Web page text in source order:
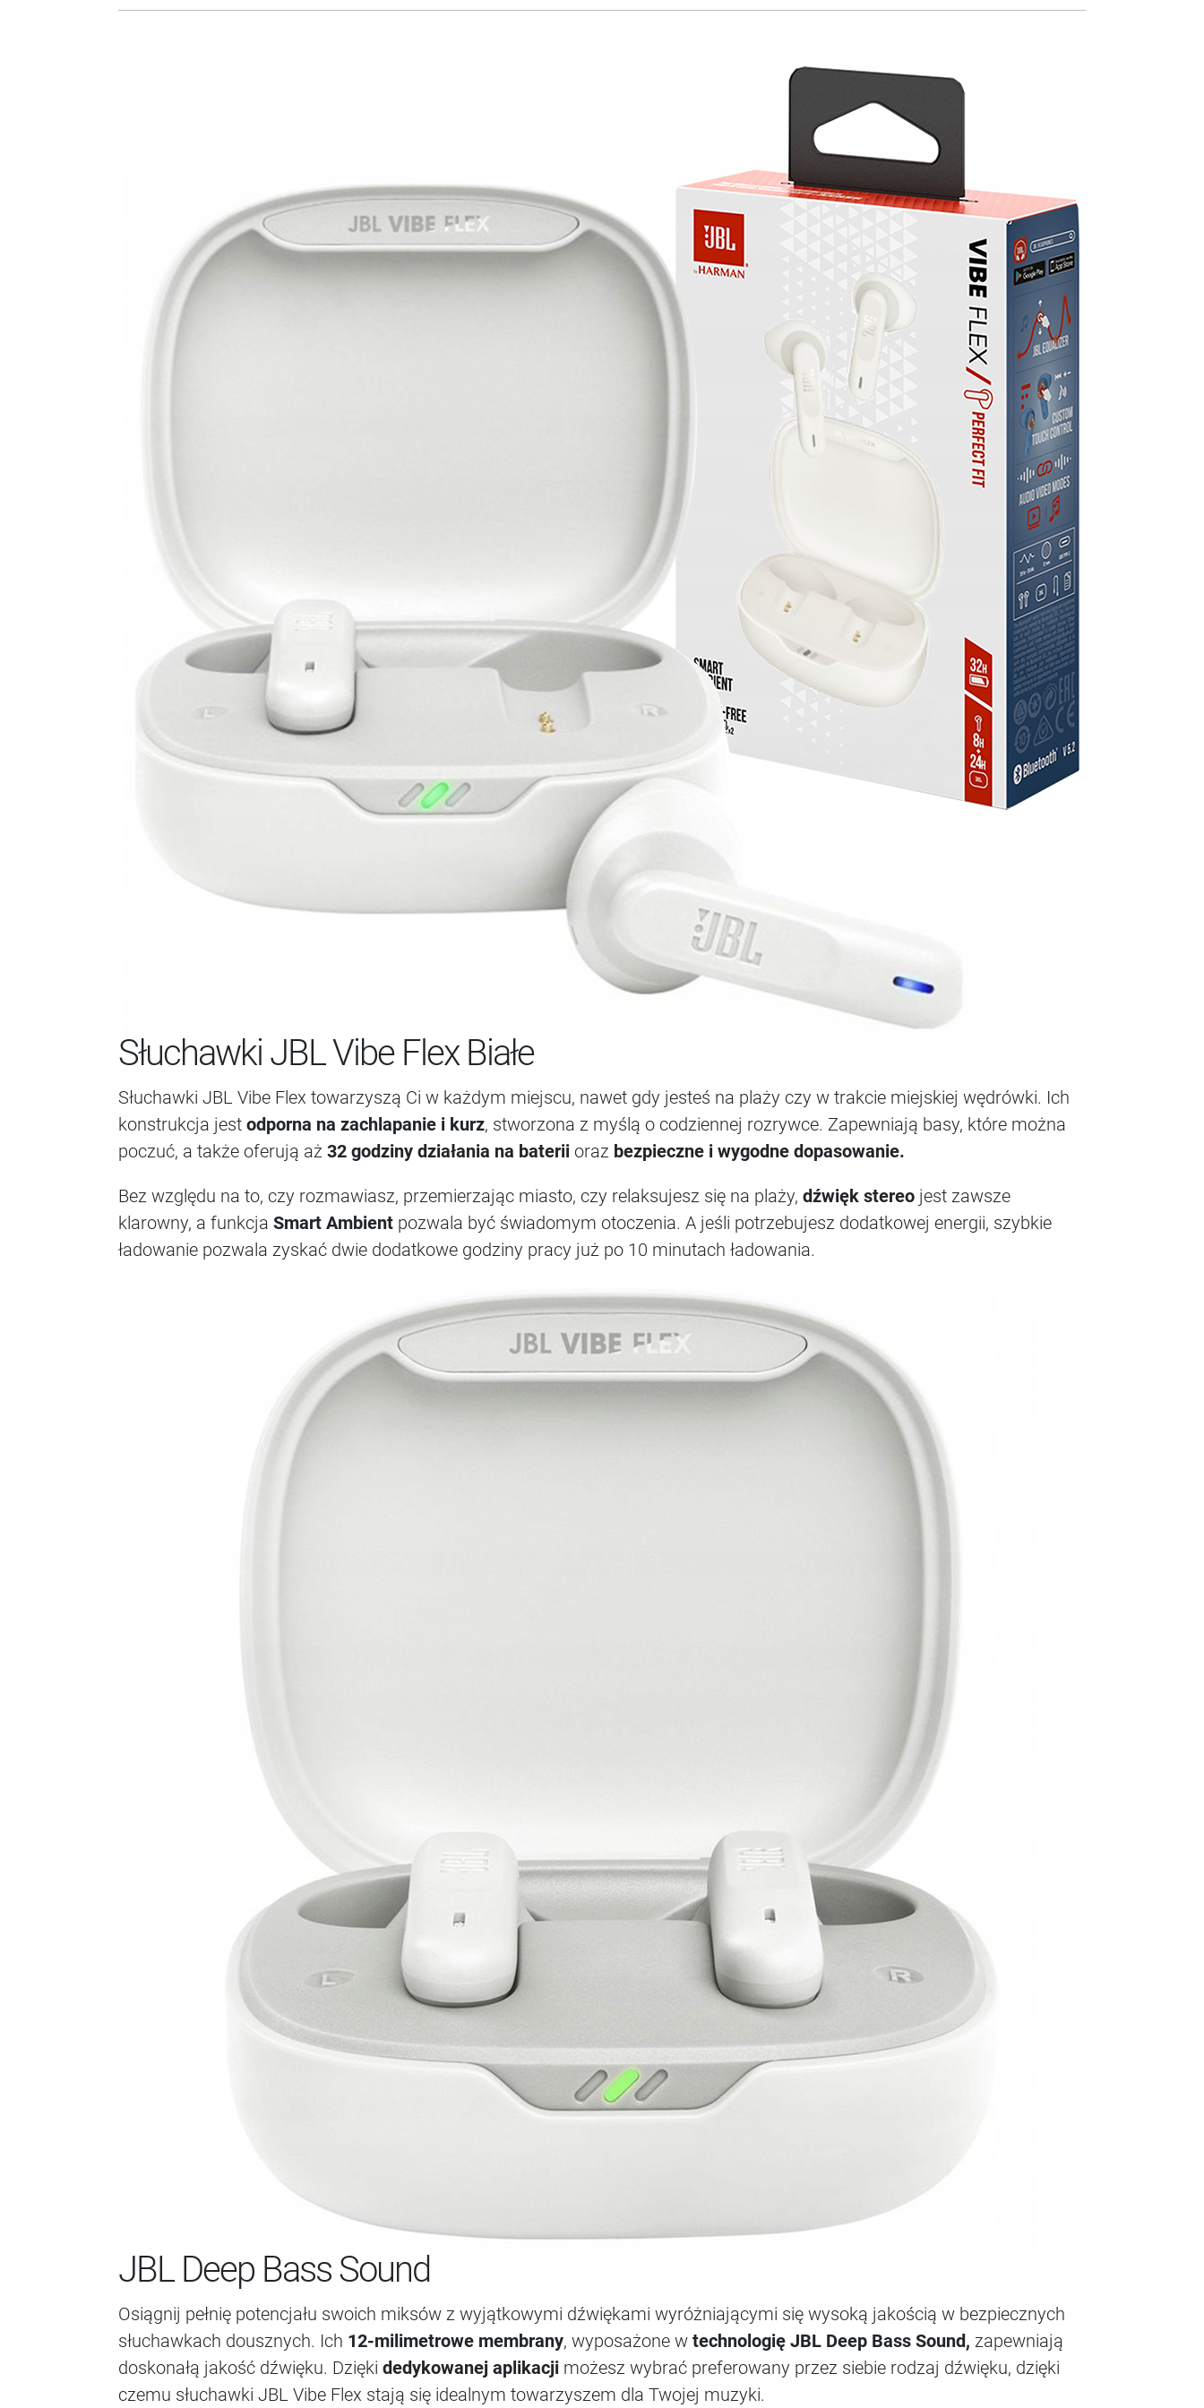
Słuchawki JBL Vibe Flex Białe
Słuchawki JBL Vibe Flex towarzyszą Ci w każdym miejscu, nawet gdy jesteś na plaży czy w trakcie miejskiej wędrówki. Ich
konstrukcja jest odporna na zachlapanie i kurz, stworzona z myślą o codziennej rozrywce. Zapewniają basy, które można
poczuć, a także oferują aż 32 godziny działania na baterii oraz bezpieczne i wygodne dopasowanie.
Bez względu na to, czy rozmawiasz, przemierzając miasto, czy relaksujesz się na plaży, dźwięk stereo jest zawsze
klarowny, a funkcja Smart Ambient pozwala być świadomym otoczenia. A jeśli potrzebujesz dodatkowej energii, szybkie
ładowanie pozwala zyskać dwie dodatkowe godziny pracy już po 10 minutach ładowania.
JBL Deep Bass Sound
Osiągnij pełnię potencjału swoich miksów z wyjątkowymi dźwiękami wyróżniającymi się wysoką jakością w bezpiecznych
słuchawkach dousznych. Ich 12-milimetrowe membrany, wyposażone w technologię JBL Deep Bass Sound, zapewniają
doskonałą jakość dźwięku. Dzięki dedykowanej aplikacji możesz wybrać preferowany przez siebie rodzaj dźwięku, dzięki
czemu słuchawki JBL Vibe Flex stają się idealnym towarzyszem dla Twojej muzyki.